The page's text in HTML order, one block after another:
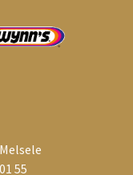
01 55